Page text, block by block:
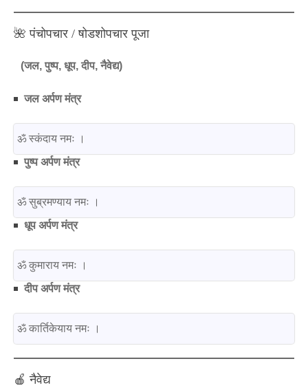
🌺 पंचोपचार / षोडशोपचार पूजा
(जल, पुष्प, धूप, दीप, नैवेद्य)
जल अर्पण मंत्र
पुष्प अर्पण मंत्र
धूप अर्पण मंत्र
दीप अर्पण मंत्र
🍎 नैवेद्य